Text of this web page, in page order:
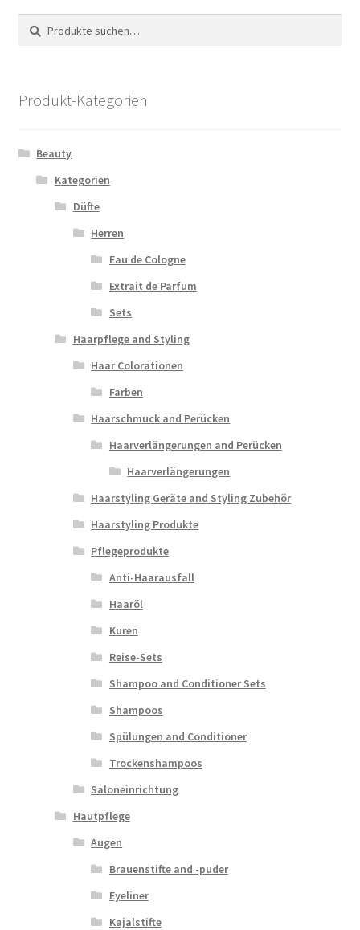
Suche
nach:
Suche
Produkt-Kategorien
Beauty
Kategorien
Düfte
Herren
Eau de Cologne
Extrait de Parfum
Sets
Haarpflege and Styling
Haar Colorationen
Farben
Haarschmuck and Perücken
Haarverlängerungen and Perücken
Haarverlängerungen
Haarstyling Geräte and Styling Zubehör
Haarstyling Produkte
Pflegeprodukte
Anti-Haarausfall
Haaröl
Kuren
Reise-Sets
Shampoo and Conditioner Sets
Shampoos
Spülungen and Conditioner
Trockenshampoos
Saloneinrichtung
Hautpflege
Augen
Brauenstifte and -puder
Eyeliner
Kajalstifte